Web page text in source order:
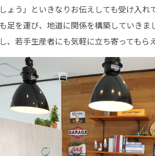
ょう」といきなりお伝えしても受け入
足を運び、地道に関係を構築していき
、若手生産者にも気軽に立ち寄ってもら